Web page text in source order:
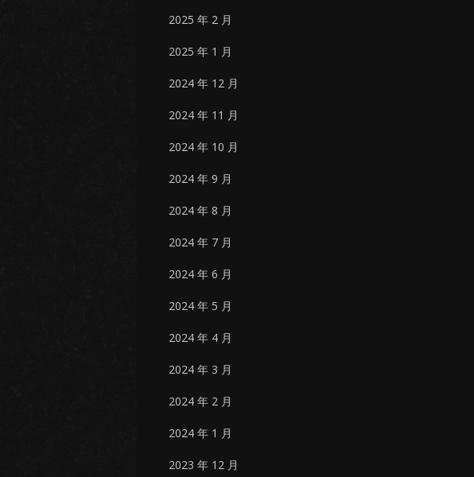
2025 年 2 月
2025 年 1 月
2024 年 12 月
2024 年 11 月
2024 年 10 月
2024 年 9 月
2024 年 8 月
2024 年 7 月
2024 年 6 月
2024 年 5 月
2024 年 4 月
2024 年 3 月
2024 年 2 月
2024 年 1 月
2023 年 12 月